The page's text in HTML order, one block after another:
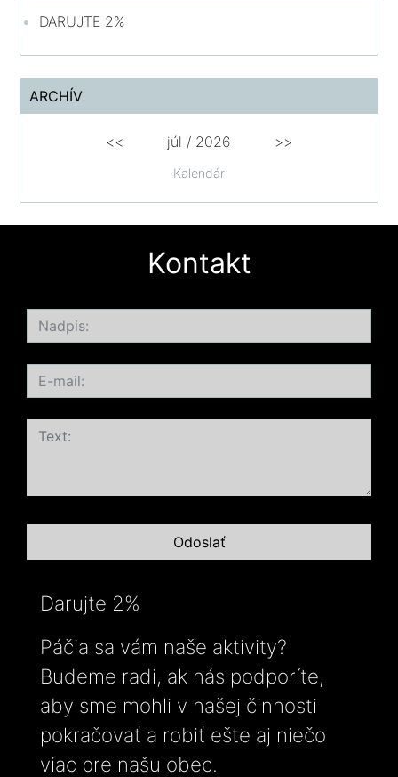
DARUJTE 2%
ARCHÍV
Kalendár
<< júl / 2026 >>
Kontakt
Darujte 2%
Páčia sa vám naše aktivity?
Budeme radi, ak nás podporíte,
aby sme mohli v našej činnosti
pokračovať a robiť ešte aj niečo
viac pre našu obec.